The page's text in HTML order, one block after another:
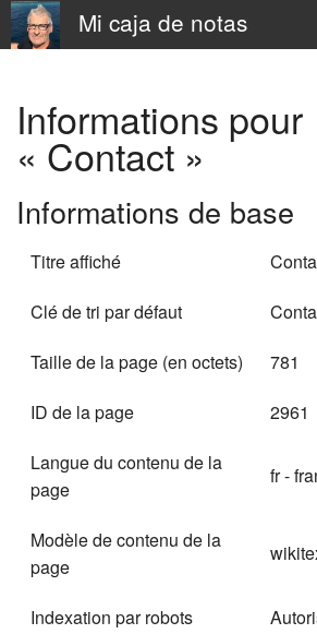
Mi caja de notas
Rechercher
Informations pour
« Contact »
Informations de base
Titre affiché
Clé de tri par défaut
Taille de la page (en octets)
781
ID de la page
2961
Langue du contenu de la
page
fr -
Modèle de contenu de la
page
Indexation par robots